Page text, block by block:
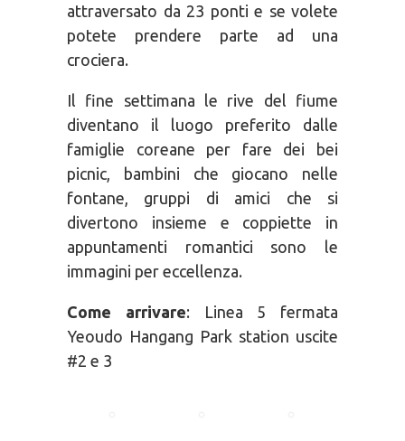
attraversato da 23 ponti e se volete
potete prendere parte ad una
crociera.
Il fine settimana le rive del fiume
diventano il luogo preferito dalle
famiglie coreane per fare dei bei
picnic, bambini che giocano nelle
fontane, gruppi di amici che si
divertono insieme e coppiette in
appuntamenti romantici sono le
immagini per eccellenza.
Come arrivare: Linea 5 fermata
Yeoudo Hangang Park station uscite
#2 e 3